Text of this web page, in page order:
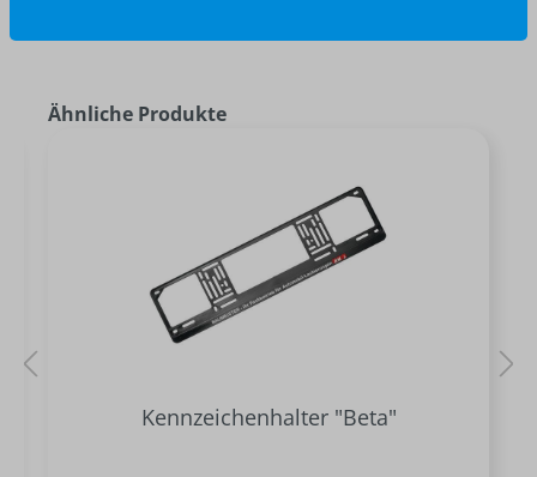
Ähnliche Produkte
Kennzeichenhalter "Beta"